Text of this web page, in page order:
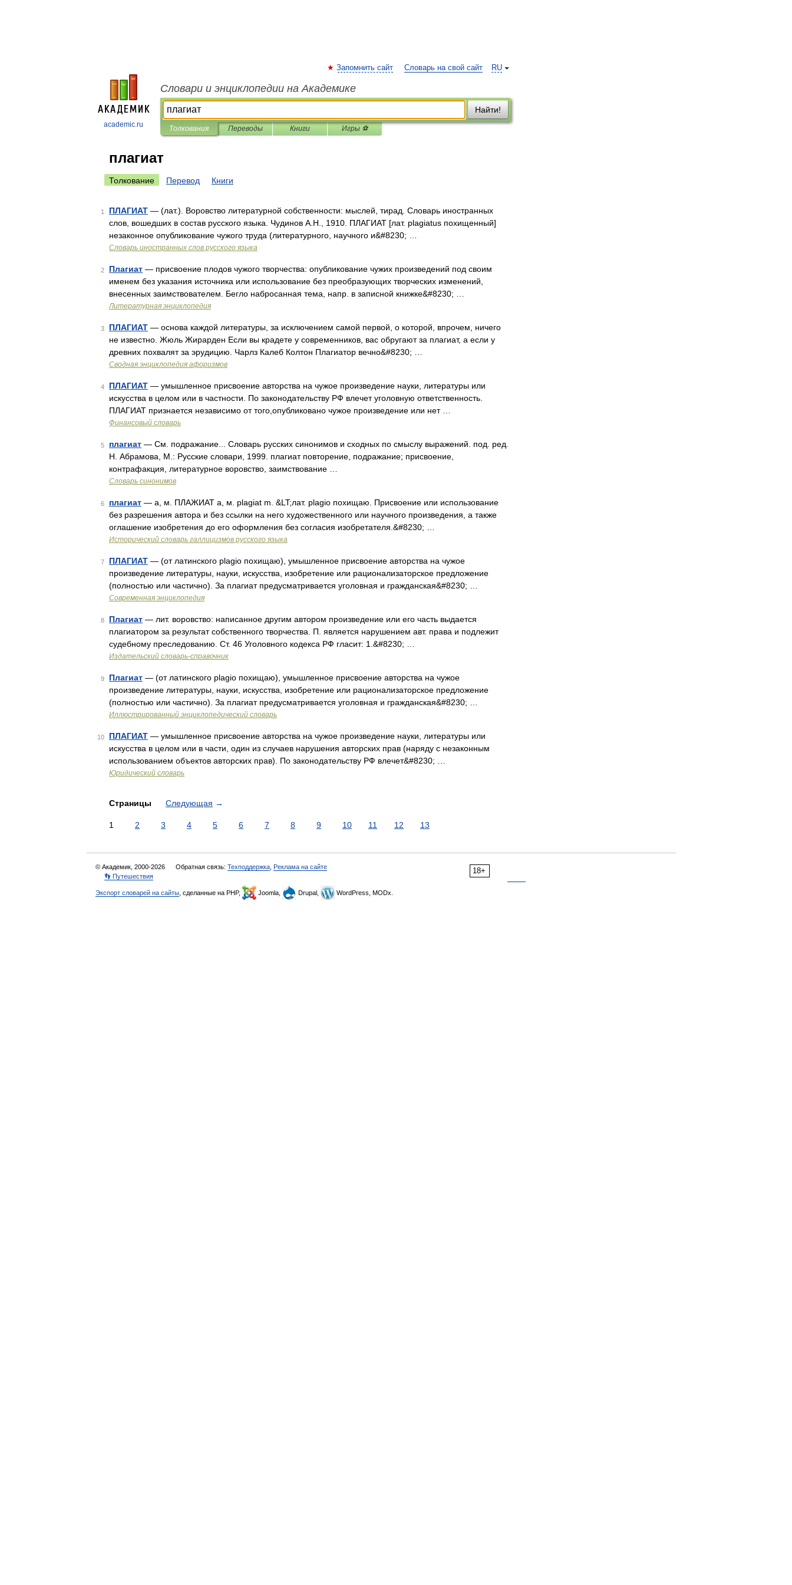
academic.ru
RU
Запомнить сайт Словарь на свой сайт
Словари и энциклопедии на Академике
Найти!
Толкования Переводы Книги Игры ⚽
плагиат
Толкование Перевод Книги
1 ПЛАГИАТ — (лат.). Воровство литературной собственности: мыслей, тирад. Словарь иностранных
слов, вошедших в состав русского языка. Чудинов А.Н., 1910. ПЛАГИАТ [лат. plagiatus похищенный]
незаконное опубликование чужого труда (литературного, научного и&#8230; …
Словарь иностранных слов русского языка
2 Плагиат — присвоение плодов чужого творчества: опубликование чужих произведений под своим
именем без указания источника или использование без преобразующих творческих изменений,
внесенных заимствователем. Бегло набросанная тема, напр. в записной книжке&#8230; …
Литературная энциклопедия
3 ПЛАГИАТ — основа каждой литературы, за исключением самой первой, о которой, впрочем, ничего
не известно. Жюль Жирарден Если вы крадете у современников, вас обругают за плагиат, а если у
древних похвалят за эрудицию. Чарлз Калеб Колтон Плагиатор вечно&#8230; …
Сводная энциклопедия афоризмов
4 ПЛАГИАТ — умышленное присвоение авторства на чужое произведение науки, литературы или
искусства в целом или в частности. По законодательству РФ влечет уголовную ответственность.
ПЛАГИАТ признается независимо от того,опубликовано чужое произведение или нет …
Финансовый словарь
5 плагиат — См. подражание... Словарь русских синонимов и сходных по смыслу выражений. под. ред.
Н. Абрамова, М.: Русские словари, 1999. плагиат повторение, подражание; присвоение,
контрафакция, литературное воровство, заимствование …
Словарь синонимов
6 плагиат — а, м. ПЛАЖИАТ а, м. plagiat m. &LT;лат. plagio похищаю. Присвоение или использование
без разрешения автора и без ссылки на него художественного или научного произведения, а также
оглашение изобретения до его оформления без согласия изобретателя.&#8230; …
Исторический словарь галлицизмов русского языка
7 ПЛАГИАТ — (от латинского plagio похищаю), умышленное присвоение авторства на чужое
произведение литературы, науки, искусства, изобретение или рационализаторское предложение
(полностью или частично). За плагиат предусматривается уголовная и гражданская&#8230; …
Современная энциклопедия
8 Плагиат — лит. воровство: написанное другим автором произведение или его часть выдается
плагиатором за результат собственного творчества. П. является нарушением авт. права и подлежит
судебному преследованию. Ст. 46 Уголовного кодекса РФ гласит: 1.&#8230; …
Издательский словарь-справочник
9 Плагиат — (от латинского plagio похищаю), умышленное присвоение авторства на чужое
произведение литературы, науки, искусства, изобретение или рационализаторское предложение
(полностью или частично). За плагиат предусматривается уголовная и гражданская&#8230; …
Иллюстрированный энциклопедический словарь
10 ПЛАГИАТ — умышленное присвоение авторства на чужое произведение науки, литературы или
искусства в целом или в части, один из случаев нарушения авторских прав (наряду с незаконным
использованием объектов авторских прав). По законодательству РФ влечет&#8230; …
Юридический словарь
Страницы Следующая →
1 2 3 4 5 6 7 8 9 10 11 12 13
18+
© Академик, 2000-2026 Обратная связь: Техподдержка Реклама на сайте
👣 Путешествия
Экспорт словарей на сайты , сделанные на PHP, Joomla, Drupal, WordPress, MODx.